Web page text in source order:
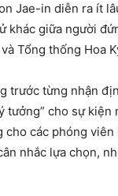
Jae-in diễn ra ít
khác giữa người
Tổng thống Hoa
trước từng nhận
tưởng” cho sự kiện
cho các phóng
nhắc lựa chọn,